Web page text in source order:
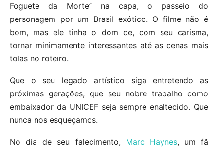
Foguete da Morte” na capa, o passeio do
personagem por um Brasil exótico. O filme não é
bom, mas ele tinha o dom de, com seu carisma,
tornar minimamente interessantes até as cenas mais
tolas no roteiro.
Que o seu legado artístico siga entretendo as
próximas gerações, que seu nobre trabalho como
embaixador da UNICEF seja sempre enaltecido. Que
nunca nos esqueçamos.
No dia de seu falecimento, Marc Haynes, um fã